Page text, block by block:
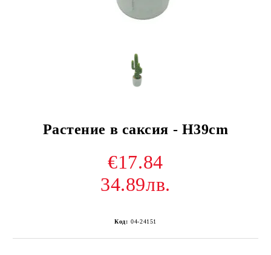
Растение в саксия - H39cm
€17.84
34.89лв.
Код: 04-24151